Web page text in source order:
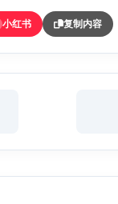
小红书 复制内容